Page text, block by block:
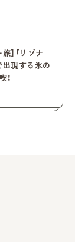
】「リゾナ
出現する氷の
！